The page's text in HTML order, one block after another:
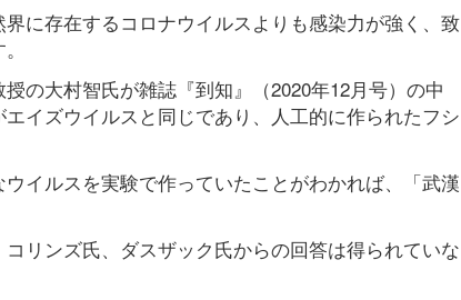
に存在するコロナウイルスよりも感染力が強く、致
の大村智氏が雑誌『到知』（2020年12月号）の中
イズウイルスと同じであり、人工的に作られたフシ
イルスを実験で作っていたことがわかれば、「武漢
リンズ氏、ダスザック氏からの回答は得られていな